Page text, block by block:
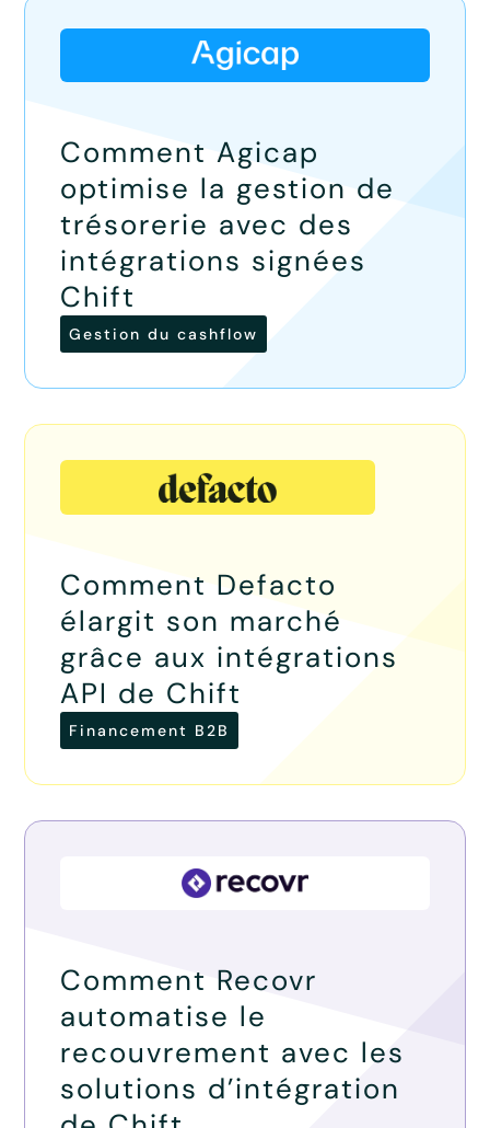
Comment Agicap
optimise la gestion de
trésorerie avec des
intégrations signées
Chift
Gestion du cashflow
Comment Defacto
élargit son marché
grâce aux intégrations
API de Chift
Financement B2B
Comment Recovr
automatise le
recouvrement avec les
solutions d’intégration